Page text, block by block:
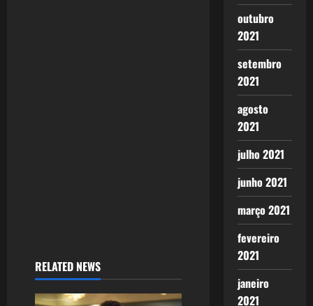
RELATED NEWS
outubro
2021
setembro
2021
agosto
2021
julho 2021
junho 2021
março 2021
fevereiro
2021
janeiro
2021